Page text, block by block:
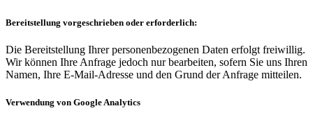
Bereitstellung vorgeschrieben oder erforderlich:
Die Bereitstellung Ihrer personenbezogenen Daten erfolgt freiwillig.
Wir können Ihre Anfrage jedoch nur bearbeiten, sofern Sie uns Ihren
Namen, Ihre E-Mail-Adresse und den Grund der Anfrage mitteilen.
Verwendung von Google Analytics